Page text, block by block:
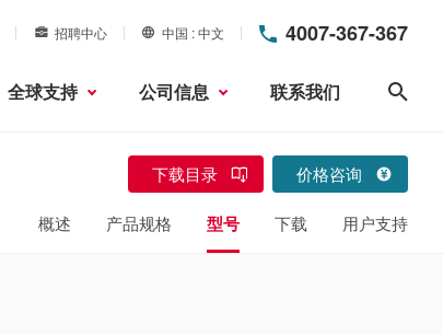
招聘中心 中国 中文 4007-367-367
全球支持 公司信息 联系我们
下载目录 价格咨询
概述 产品规格 型号 下载 用户支持